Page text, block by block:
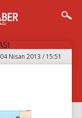
04 Nisan 2013 / 15:51